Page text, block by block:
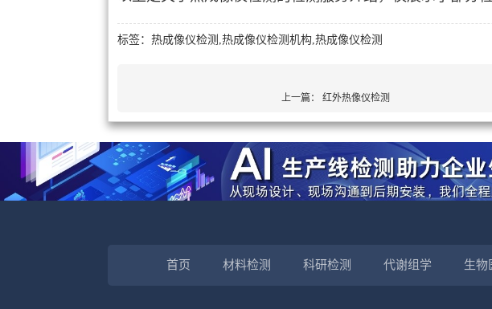
标签：热成像仪检测,热成像仪检测机构,热成像仪检测
上一篇： 红外热像仪检测
首页 材料检测 科研检测 代谢组学 生物